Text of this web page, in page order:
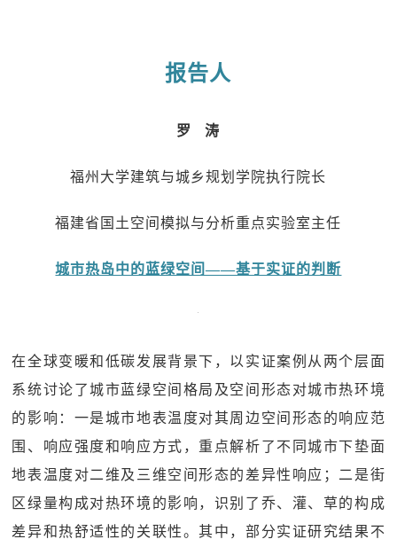
报告人
罗 涛
福州大学建筑与城乡规划学院执行院长
福建省国土空间模拟与分析重点实验室主任
城市热岛中的蓝绿空间——基于实证的判断
在全球变暖和低碳发展背景下，以实证案例从两个层面
系统讨论了城市蓝绿空间格局及空间形态对城市热环境
的影响：一是城市地表温度对其周边空间形态的响应范
围、响应强度和响应方式，重点解析了不同城市下垫面
地表温度对二维及三维空间形态的差异性响应；二是街
区绿量构成对热环境的影响，识别了乔、灌、草的构成
差异和热舒适性的关联性。其中，部分实证研究结果不